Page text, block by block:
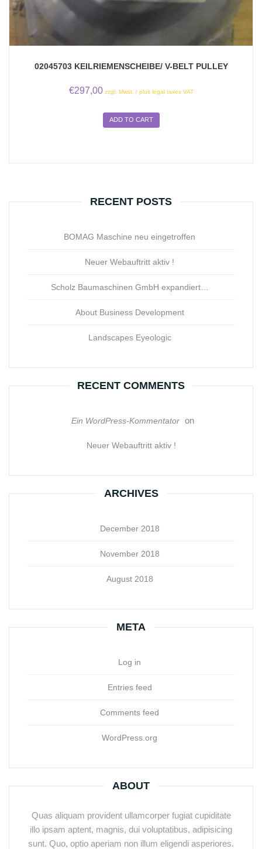
02045703 KEILRIEMENSCHEIBE/ V-BELT PULLEY
€297,00 zzgl. Mwst. / plus legal taxes VAT
ADD TO CART
RECENT POSTS
BOMAG Maschine neu eingetroffen
Neuer Webauftritt aktiv !
Scholz Baumaschinen GmbH expandiert…
About Business Development
Landscapes Eyeologic
RECENT COMMENTS
Ein WordPress-Kommentator on
Neuer Webauftritt aktiv !
ARCHIVES
December 2018
November 2018
August 2018
META
Log in
Entries feed
Comments feed
WordPress.org
ABOUT
Quas aliquam provident ullamcorper fugiat cupiditate
illo ipsam aptent, magnis, dui voluptatibus, adipisicing
sunt. Quo, optio aperiam non illum eligendi asperiores.